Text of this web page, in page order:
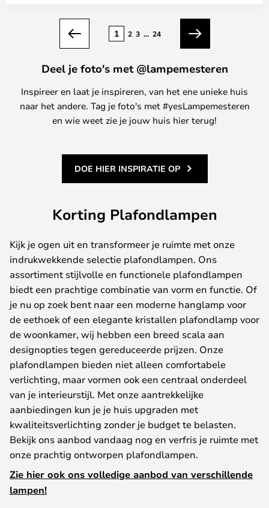
Vorige
1 2 3 ... 24
Volgende
Deel je foto's met @lampemesteren
Inspireer en laat je inspireren, van het ene unieke huis
naar het andere. Tag je foto's met #yesLampemesteren
en wie weet zie je jouw huis hier terug!
DOE HIER INSPIRATIE OP
Korting Plafondlampen
Kijk je ogen uit en transformeer je ruimte met onze
indrukwekkende selectie plafondlampen. Ons
assortiment stijlvolle en functionele plafondlampen
biedt een prachtige combinatie van vorm en functie. Of
je nu op zoek bent naar een moderne hanglamp voor
de eethoek of een elegante kristallen plafondlamp voor
de woonkamer, wij hebben een breed scala aan
designopties tegen gereduceerde prijzen. Onze
plafondlampen bieden niet alleen comfortabele
verlichting, maar vormen ook een centraal onderdeel
van je interieurstijl. Met onze aantrekkelijke
aanbiedingen kun je je huis upgraden met
kwaliteitsverlichting zonder je budget te belasten.
Bekijk ons aanbod vandaag nog en verfris je ruimte met
onze prachtig ontworpen plafondlampen.
Zie hier ook ons volledige aanbod van verschillende
lampen!